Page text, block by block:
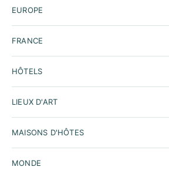
EUROPE
FRANCE
HÔTELS
LIEUX D'ART
MAISONS D'HÔTES
MONDE